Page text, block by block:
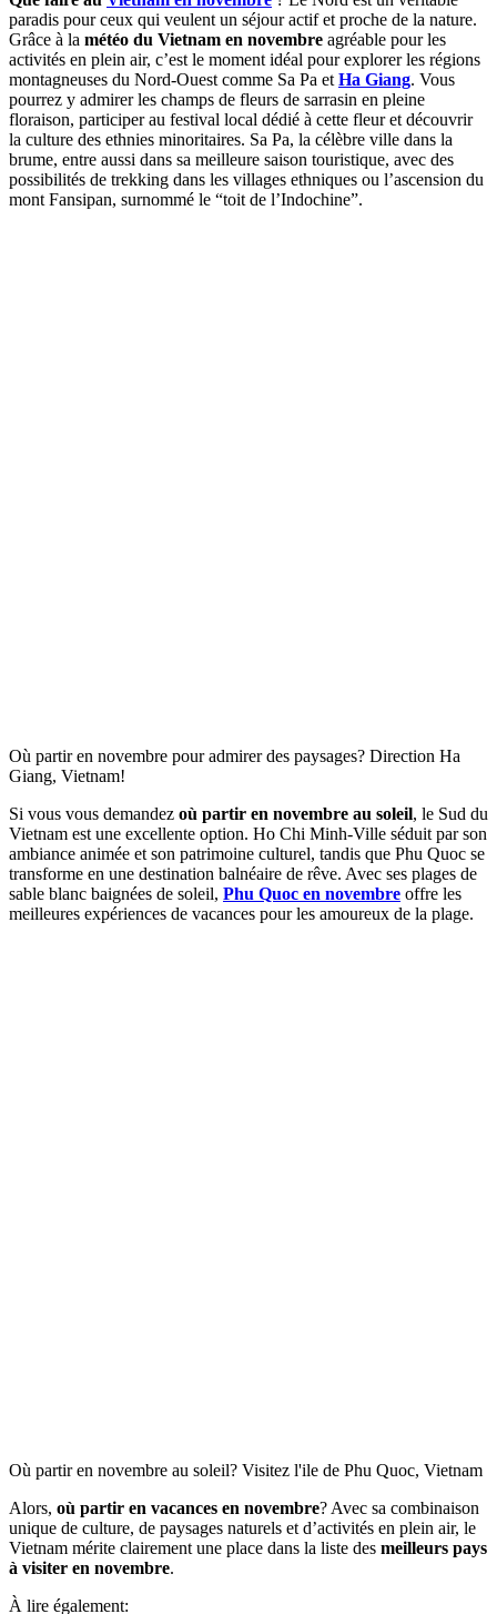
paradis pour ceux qui veulent un séjour actif et proche de la nature.
Grâce à la météo du Vietnam en novembre agréable pour les
activités en plein air, c’est le moment idéal pour explorer les régions
montagneuses du Nord-Ouest comme Sa Pa et Ha Giang. Vous
pourrez y admirer les champs de fleurs de sarrasin en pleine
floraison, participer au festival local dédié à cette fleur et découvrir
la culture des ethnies minoritaires. Sa Pa, la célèbre ville dans la
brume, entre aussi dans sa meilleure saison touristique, avec des
possibilités de trekking dans les villages ethniques ou l’ascension du
mont Fansipan, surnommé le “toit de l’Indochine”.
Où partir en novembre pour admirer des paysages? Direction Ha
Giang, Vietnam!
Si vous vous demandez où partir en novembre au soleil, le Sud du
Vietnam est une excellente option. Ho Chi Minh-Ville séduit par son
ambiance animée et son patrimoine culturel, tandis que Phu Quoc se
transforme en une destination balnéaire de rêve. Avec ses plages de
sable blanc baignées de soleil, Phu Quoc en novembre offre les
meilleures expériences de vacances pour les amoureux de la plage.
Où partir en novembre au soleil? Visitez l'ile de Phu Quoc, Vietnam
Alors, où partir en vacances en novembre? Avec sa combinaison
unique de culture, de paysages naturels et d’activités en plein air, le
Vietnam mérite clairement une place dans la liste des meilleurs pays
à visiter en novembre.
À lire également: